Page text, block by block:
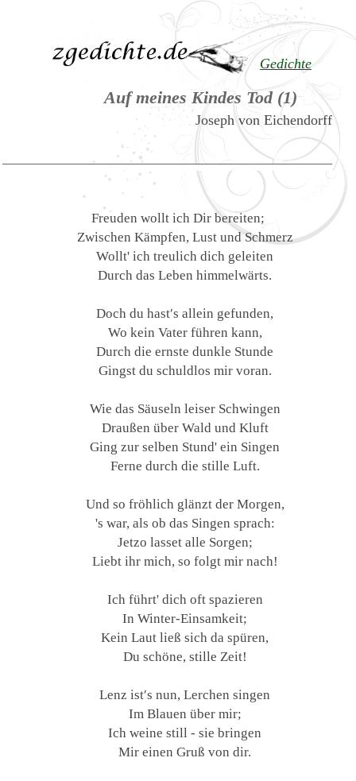
Gedichte
Auf meines Kindes Tod (1)
Joseph von Eichendorff
Freuden wollt ich Dir bereiten;
Zwischen Kämpfen, Lust und Schmerz
Wollt' ich treulich dich geleiten
Durch das Leben himmelwärts.
Doch du hast′s allein gefunden,
Wo kein Vater führen kann,
Durch die ernste dunkle Stunde
Gingst du schuldlos mir voran.
Wie das Säuseln leiser Schwingen
Draußen über Wald und Kluft
Ging zur selben Stund' ein Singen
Ferne durch die stille Luft.
Und so fröhlich glänzt der Morgen,
's war, als ob das Singen sprach:
Jetzo lasset alle Sorgen;
Liebt ihr mich, so folgt mir nach!
Ich führt' dich oft spazieren
In Winter-Einsamkeit;
Kein Laut ließ sich da spüren,
Du schöne, stille Zeit!
Lenz ist′s nun, Lerchen singen
Im Blauen über mir;
Ich weine still - sie bringen
Mir einen Gruß von dir.